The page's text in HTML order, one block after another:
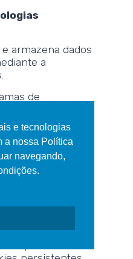
e tecnologias
a nossa Política
navegando,
e armazena dados
a
de
embora
o navegador
cookies, ou para
será
é aceito, em
website da
ou